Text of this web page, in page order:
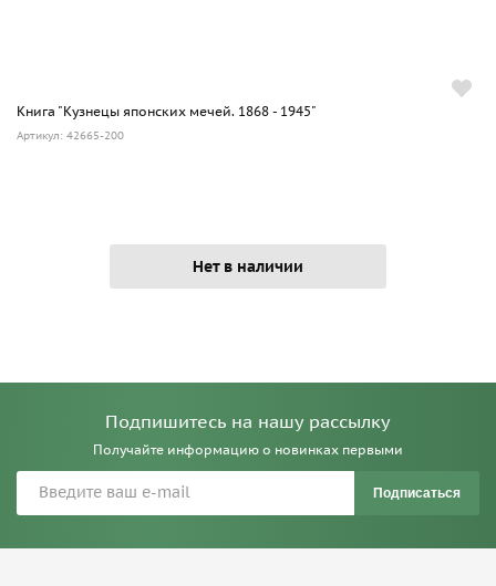
Книга "Кузнецы японских мечей. 1868 - 1945"
Артикул: 42665-200
Нет в наличии
Подпишитесь на нашу рассылку
Получайте информацию о новинках первыми
Подписаться